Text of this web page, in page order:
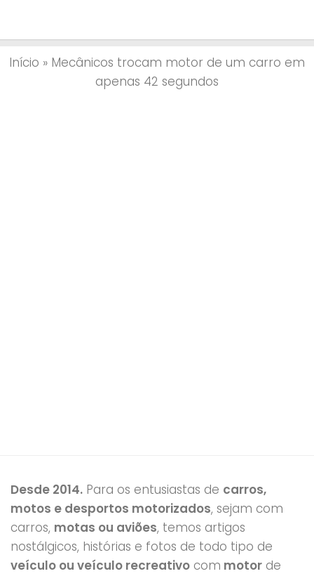
Início » Mecânicos trocam motor de um carro em
apenas 42 segundos
Desde 2014. Para os entusiastas de carros,
motos e desportos motorizados, sejam com
carros, motas ou aviões, temos artigos
nostálgicos, histórias e fotos de todo tipo de
veículo ou veículo recreativo com motor de